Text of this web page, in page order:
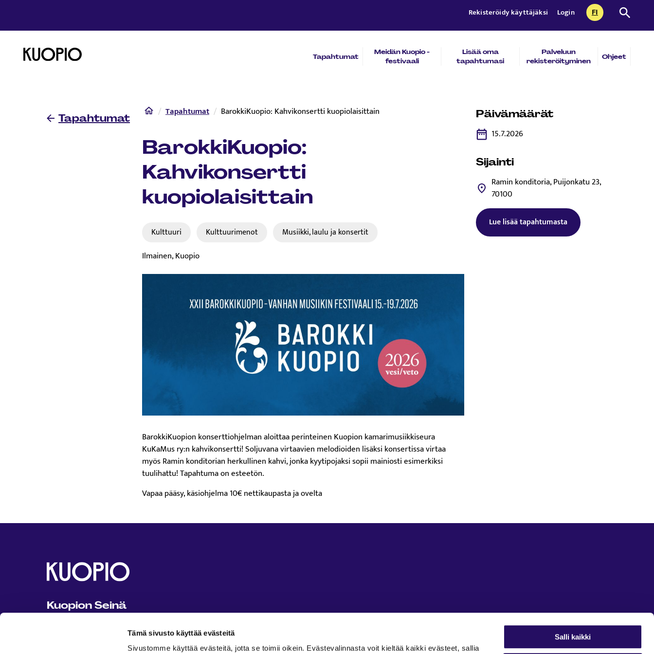
Tämä sivusto käyttää evästeitä
Sivustomme käyttää evästeitä, jotta se toimii oikein. Evästevalinnasta voit kieltää kaikki evästeet, sallia
Salli kaikki
Rekisteröidy käyttäjäksi Login FICURRENTLY
SUOMI Etsi
Etusivulle Tapahtumat
Meidän Kuopio -
festivaali
Lisää oma
tapahtumasi
Palveluun
rekisteröityminen
Ohjeet
Tapahtumat
Etusivu
Tapahtumat BarokkiKuopio: Kahvikonsertti kuopiolaisittain
BarokkiKuopio:
Kahvikonsertti
kuopiolaisittain
Kulttuuri Kulttuurimenot Musiikki, laulu ja konsertit
Ilmainen, Kuopio
BarokkiKuopion konserttiohjelman aloittaa perinteinen Kuopion kamarimusiikkiseura
KuKaMus ry:n kahvikonsertti! Soljuvana virtaavien melodioiden lisäksi konsertissa virtaa
myös Ramin konditorian herkullinen kahvi, jonka kyytipojaksi sopii mainiosti esimerkiksi
tuulihattu! Tapahtuma on esteetön.
Vapaa pääsy, käsiohjelma 10€ nettikaupasta ja ovelta
Päivämäärät
15.7.2026
Sijainti
Ramin konditoria, Puijonkatu 23,
70100
Lue lisää tapahtumastaTämä linkki aukeaa uuteen
Kuopion Seinä
ylläpitämä kaikille avoin ja maksuton
tapahtuma- ja harrastusportaali.